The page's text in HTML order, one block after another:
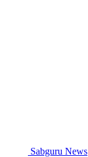
Sabguru News